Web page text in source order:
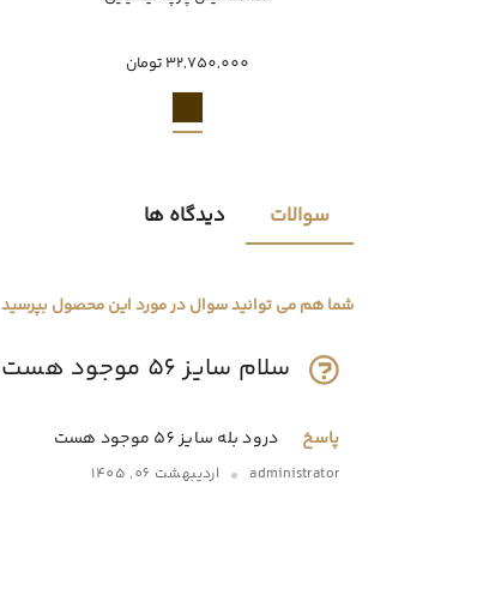
32,750,000 تومان
سوالات دیدگاه ها
شما هم می توانید سوال در مورد این محصول بپرسید
سلام سایز 56 موجود هست؟
پاسخ درود بله سایز 56 موجود هست
administrator اردیبهشت 06, 1405